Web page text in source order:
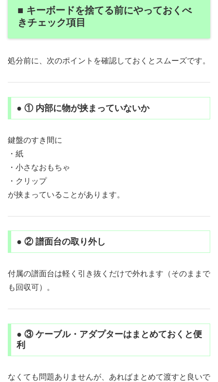
■ キーボードを捨てる前にやっておくべ
きチェック項目
処分前に、次のポイントを確認しておくとスムーズです。
● ① 内部に物が挟まっていないか
鍵盤のすき間に
・紙
・小さなおもちゃ
・クリップ
が挟まっていることがあります。
● ② 譜面台の取り外し
付属の譜面台は軽く引き抜くだけで外れます（そのままで
も回収可）。
● ③ ケーブル・アダプターはまとめておくと便
利
なくても問題ありませんが、あればまとめて渡すと良いで